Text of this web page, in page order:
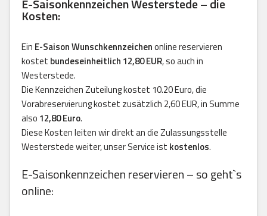
Kosten:
Ein E-Saison Wunschkennzeichenonline reservieren
kostet bundeseinheitlich 12,80 EUR, so auch in
Westerstede.
Die Kennzeichen Zuteilung kostet 10.20 Euro, die
Vorabreservierung kostet zusätzlich 2,60 EUR, in Summe
also 12,80 Euro.
Diese Kosten leiten wir direkt an die Zulassungsstelle
Westerstede weiter, unser Service ist kostenlos.
E-Saisonkennzeichen reservieren – so geht`s
online: